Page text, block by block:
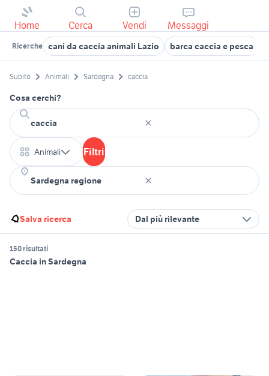
Home Cerca Vendi Messaggi
Ricerche cani da caccia animali Lazio barca caccia e pesca
Subito Animali Sardegna caccia
Cosa cerchi?
Animali Filtri
Salva ricerca Dal più rilevante
150 risultati
Caccia in Sardegna